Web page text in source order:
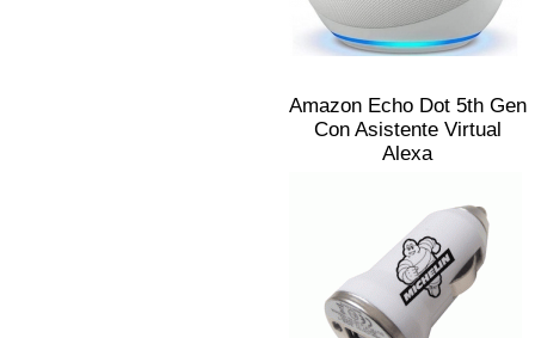
Amazon Echo Dot 5th Gen
Con Asistente Virtual
Alexa